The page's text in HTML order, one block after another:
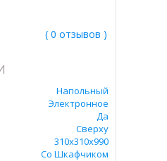
( 0 отзывов )
Напольный
Электронное
Да
Сверху
310x310х990
Со Шкафчиком